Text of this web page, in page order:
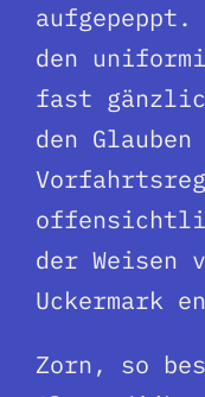
aufgepeppt.
den
fast
den
der Weisen
Uckermark
Zorn, so